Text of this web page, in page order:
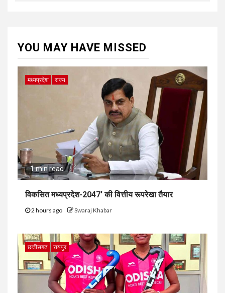
YOU MAY HAVE MISSED
मध्यप्रदेश राज्य
1 min read
विकसित मध्यप्रदेश-2047’ की वित्तीय रूपरेखा तैयार
2 hours ago Swaraj Khabar
छत्तीसगढ़ रायपुर